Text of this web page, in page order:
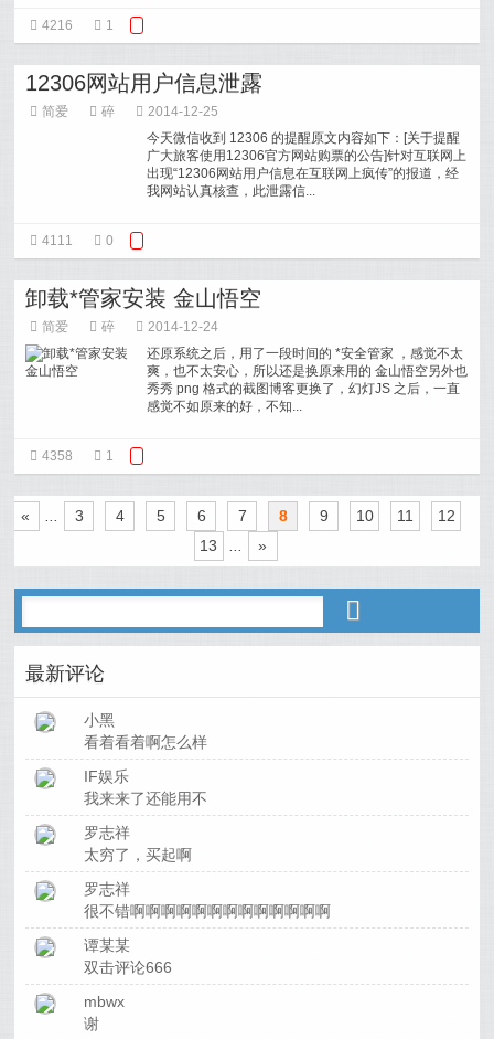
4216 1
12306网站用户信息泄露
简爱 碎
2014-12-25
今天微信收到 12306 的提醒原文内容如下：[关于提醒
广大旅客使用12306官方网站购票的公告]针对互联网上
出现“12306网站用户信息在互联网上疯传”的报道，经
我网站认真核查，此泄露信...
4111 0
卸载*管家安装 金山悟空
简爱 碎
2014-12-24
还原系统之后，用了一段时间的 *安全管家 ，感觉不太
爽，也不太安心，所以还是换原来用的 金山悟空另外也
秀秀 png 格式的截图博客更换了，幻灯JS 之后，一直
感觉不如原来的好，不知...
4358 1
« 3 4 5 6 7 8 9 10 11
12
13
»
最新评论
小黑
看着看着啊怎么样
IF娱乐
我来来了还能用不
罗志祥
太穷了，买起啊
罗志祥
很不错啊啊啊啊啊啊啊啊啊啊啊啊啊
谭某某
双击评论666
mbwx
谢